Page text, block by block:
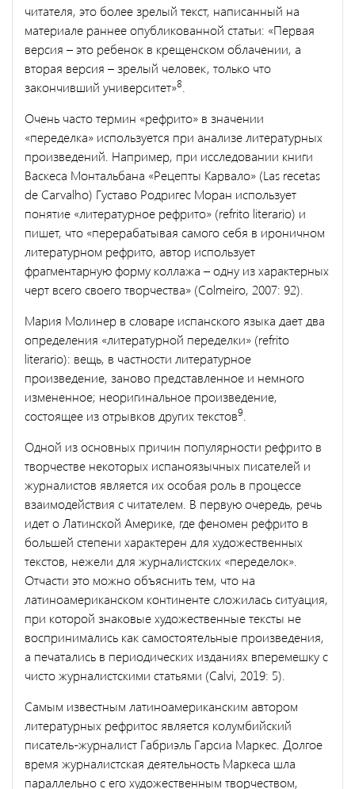
читателя, это более зрелый текст, написанный на
материале раннее опубликованной статьи: «Первая
версия – это ребенок в крещенском облачении, а
вторая версия – зрелый человек, только что
закончивший университет»8
Очень часто термин «рефрито» в значении
«переделка» используется при анализе литературных
произведений. Например, при исследовании книги
Васкеса Монтальбана «Рецепты Карвало» (Las recetas
de Carvalho) Густаво Родригес Моран использует
понятие «литературное рефрито» (refrito literario) и
пишет, что «перерабатывая самого себя в ироничном
литературном рефрито, автор использует
фрагментарную форму коллажа – одну из характерных
черт всего своего творчества» (Colmeiro, 2007: 92).
Мария Молинер в словаре испанского языка дает два
определения «литературной переделки» (refrito
literario): вещь, в частности литературное
произведение, заново представленное и немного
измененное; неоригинальное произведение,
состоящее из отрывков других текстов9
Одной из основных причин популярности рефрито в
творчестве некоторых испаноязычных писателей и
журналистов является их особая роль в процессе
взаимодействия с читателем. В первую очередь, речь
идет о Латинской Америке, где феномен рефрито в
большей степени характерен для художественных
текстов, нежели для журналистских «переделок».
Отчасти это можно объяснить тем, что на
латиноамериканском континенте сложилась ситуация,
при которой знаковые художественные тексты не
воспринимались как самостоятельные произведения,
а печатались в периодических изданиях вперемешку с
чисто журналистскими статьями (Calvi, 2019: 5).
Самым известным латиноамериканским автором
литературных рефритос является колумбийский
писатель-журналист Габриэль Гарсиа Маркес. Долгое
время журналистская деятельность Маркеса шла
параллельно с его художественным творчеством,